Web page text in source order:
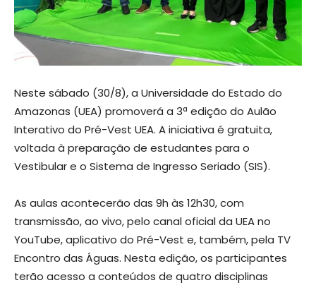
Neste sábado (30/8), a Universidade do Estado do
Amazonas (UEA) promoverá a 3ª edição do Aulão
Interativo do Pré-Vest UEA. A iniciativa é gratuita,
voltada à preparação de estudantes para o
Vestibular e o Sistema de Ingresso Seriado (SIS).
As aulas acontecerão das 9h às 12h30, com
transmissão, ao vivo, pelo canal oficial da UEA no
YouTube, aplicativo do Pré-Vest e, também, pela TV
Encontro das Águas. Nesta edição, os participantes
terão acesso a conteúdos de quatro disciplinas